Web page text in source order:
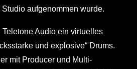
aufgenommen wurde.
Audio ein virtuelles
und explosive“ Drums.
mit Producer und Multi-